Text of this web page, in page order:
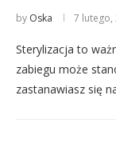
by Oska 7 lutego,
Sterylizacja to
zabiegu może
zastanawiasz się